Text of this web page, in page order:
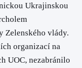
Ukrajinskou
Zelenského vlády.
organizací na
UOC, nezabránilo